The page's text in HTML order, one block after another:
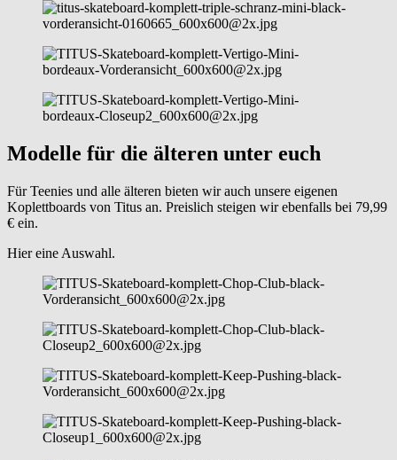
Modelle für die älteren unter euch
Für Teenies und alle älteren bieten wir auch unsere eigenen
Koplettboards von Titus an. Preislich steigen wir ebenfalls bei 79,99
€ ein.
Hier eine Auswahl.